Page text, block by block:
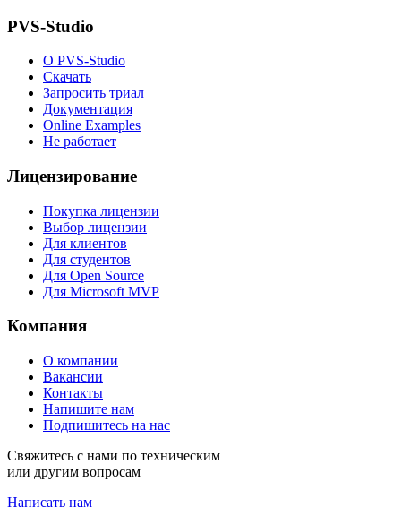
PVS-Studio
О PVS-Studio
Скачать
Запросить триал
Документация
Online Examples
Не работает
Лицензирование
Покупка лицензии
Выбор лицензии
Для клиентов
Для студентов
Для Open Source
Для Microsoft MVP
Компания
О компании
Вакансии
Контакты
Напишите нам
Подпишитесь на нас
Свяжитесь с нами по техническим
или другим вопросам
Написать нам